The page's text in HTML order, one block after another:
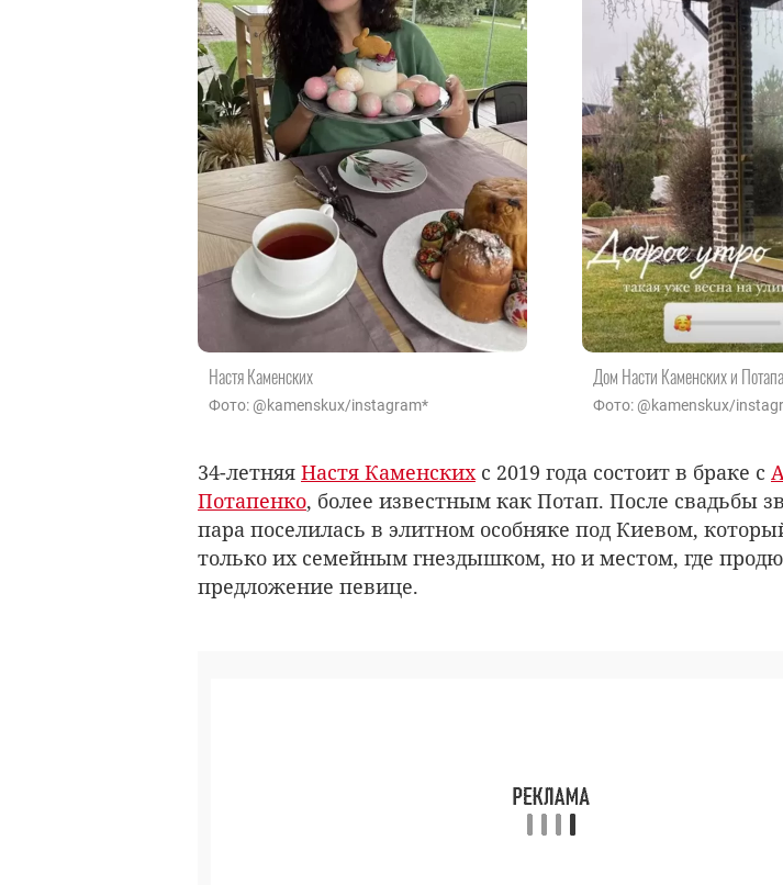
Настя Каменских
Фото: @kamenskux/instagram*
Дом Насти Каменских и Потапа
Фото: @kamenskux/
34-летняя Настя Каменскихс 2019 года состоит в браке с
Потапенко, более известным как Потап. После свадьбы
пара поселилась в элитном особняке под Киевом,
только их семейным гнездышком, но и местом, где
предложение певице.